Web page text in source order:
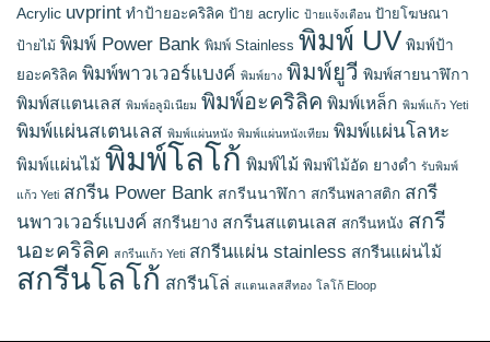
Acrylic uvprint ทำป้ายอะคริลิค ป้าย acrylic ป้ายแจ้งเตือน ป้ายโฆษณา
ป้ายไม้ พิมพ์ Power Bank พิมพ์ Stainless พิมพ์ UV พิมพ์ป้า
ยอะคริลิค พิมพ์พาวเวอร์แบงค์ พิมพ์ยาง พิมพ์ยูวี พิมพ์สายนาฬิกา
พิมพ์สแตนเลส พิมพ์อลูมิเนียม พิมพ์อะคริลิค พิมพ์เหล็ก พิมพ์แก้ว Yeti
พิมพ์แผ่นสเตนเลส พิมพ์แผ่นหนัง พิมพ์แผ่นหนังเทียม พิมพ์แผ่นโลหะ
พิมพ์แผ่นไม้ พิมพ์โลโก้ พิมพ์ไม้ พิมพ์ไม้อัด ยางดำ รับพิมพ์
แก้ว Yeti สกรีน Power Bank สกรีนนาฬิกา สกรีนพลาสติก สกรี
นพาวเวอร์แบงค์ สกรีนยาง สกรีนสแตนเลส สกรีนหนัง สกรี
นอะคริลิค สกรีนแก้ว Yeti สกรีนแผ่น stainless สกรีนแผ่นไม้
สกรีนโลโก้ สกรีนโล่ สแตนเลสสีทอง โลโก้ Eloop